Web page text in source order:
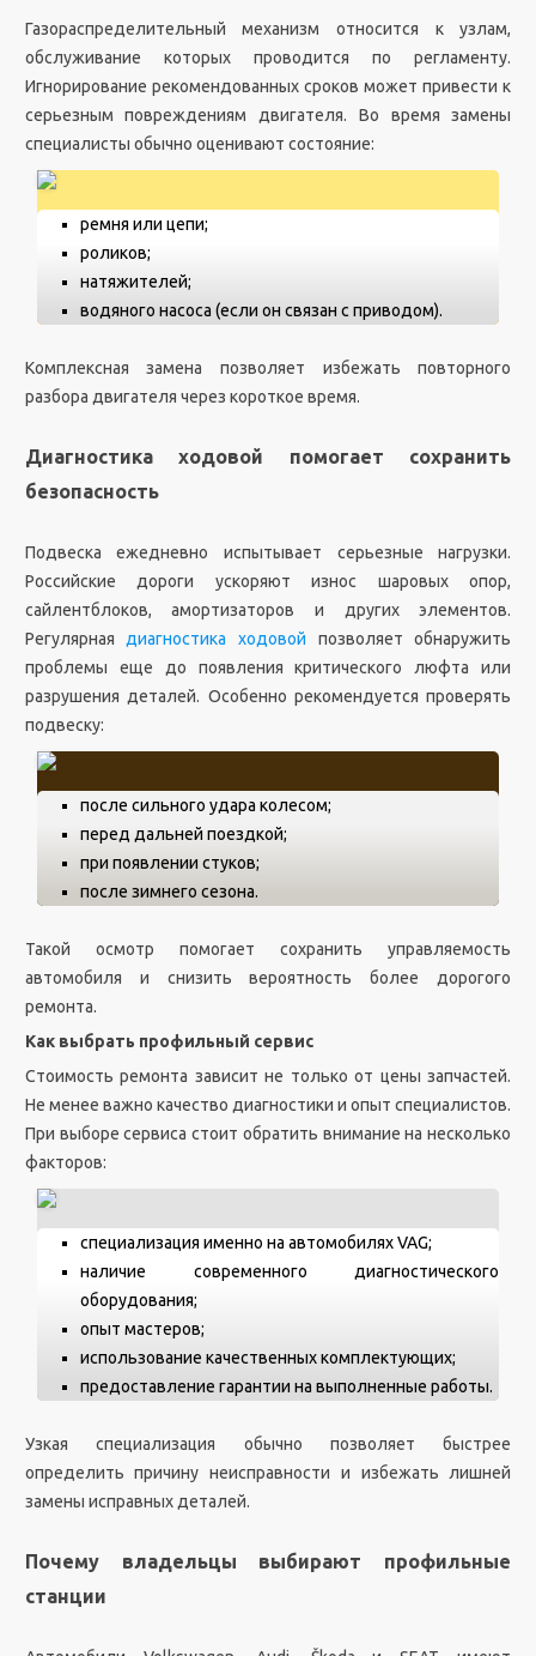
Газораспределительный механизм относится к узлам,
обслуживание которых проводится по регламенту.
Игнорирование рекомендованных сроков может привести к
серьезным повреждениям двигателя. Во время замены
специалисты обычно оценивают состояние:
ремня или цепи;
роликов;
натяжителей;
водяного насоса (если он связан с приводом).
Комплексная замена позволяет избежать повторного
разбора двигателя через короткое время.
Диагностика ходовой помогает сохранить
безопасность
Подвеска ежедневно испытывает серьезные нагрузки.
Российские дороги ускоряют износ шаровых опор,
сайлентблоков, амортизаторов и других элементов.
Регулярнаядиагностика ходовой позволяет обнаружить
проблемы еще до появления критического люфта или
разрушения деталей. Особенно рекомендуется проверять
подвеску:
после сильного удара колесом;
перед дальней поездкой;
при появлении стуков;
после зимнего сезона.
Такой осмотр помогает сохранить управляемость
автомобиля и снизить вероятность более дорогого
ремонта.
Как выбрать профильный сервис
Стоимость ремонта зависит не только от цены запчастей.
Не менее важно качество диагностики и опыт специалистов.
При выборе сервиса стоит обратить внимание на несколько
факторов:
специализация именно на автомобилях VAG;
наличие современного диагностического
оборудования;
опыт мастеров;
использование качественных комплектующих;
предоставление гарантии на выполненные работы.
Узкая специализация обычно позволяет быстрее
определить причину неисправности и избежать лишней
замены исправных деталей.
Почему владельцы выбирают профильные
станции